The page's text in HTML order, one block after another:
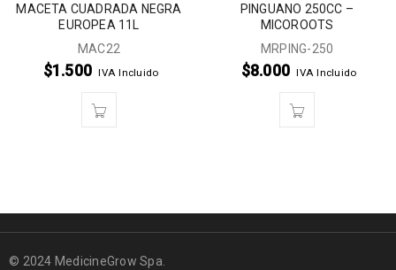
MACETA CUADRADA NEGRA
EUROPEA 11L
MAC22
$1.500 IVA Incluido
PINGUANO 250CC –
MICOROOTS
MRPING-250
$8.000 IVA Incluido
© 2024 MedicineGrow Spa.